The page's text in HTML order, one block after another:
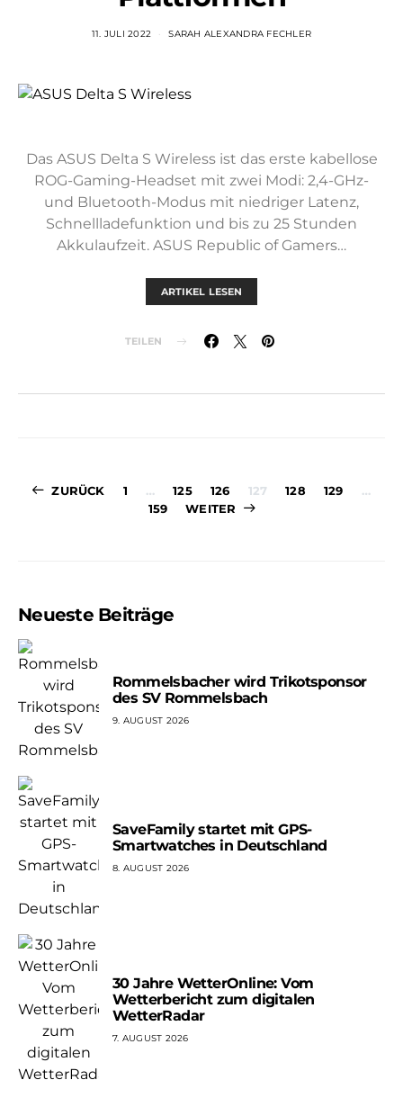
11. JULI 2022 SARAH ALEXANDRA FECHLER
Das ASUS Delta S Wireless ist das erste kabellose
ROG-Gaming-Headset mit zwei Modi: 2,4-GHz-
und Bluetooth-Modus mit niedriger Latenz,
Schnellladefunktion und bis zu 25 Stunden
Akkulaufzeit. ASUS Republic of Gamers…
ARTIKEL LESEN
TEILEN
ZURÜCK 1 … 125 126 127 128 129
…
159
WEITER
Neueste Beiträge
Rommelsbacher wird Trikotsponsor
des SV Rommelsbach
9. AUGUST 2026
SaveFamily startet mit GPS-
Smartwatches in Deutschland
8. AUGUST 2026
30 Jahre WetterOnline: Vom
Wetterbericht zum digitalen
WetterRadar
7. AUGUST 2026